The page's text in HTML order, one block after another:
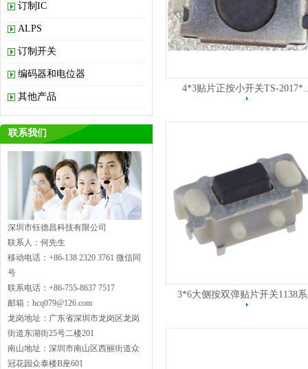
订制IC
ALPS
订制开关
编码器和电位器
其他产品
联系我们
深圳市钰德昌科技有限公司
联系人：何先生
移动电话：+86-138 2320 3761 微信同
号
联系电话：+86-755-8637 7517
邮箱：hcq079@126.com
龙岗地址：广东省深圳市龙岗区龙岗
街道东湖街25号二楼201
南山地址：深圳市南山区西丽街道众
冠花园众泰楼B座601
4*3贴片正按小开关TS-
3*6大侧按双弹贴片开关1138